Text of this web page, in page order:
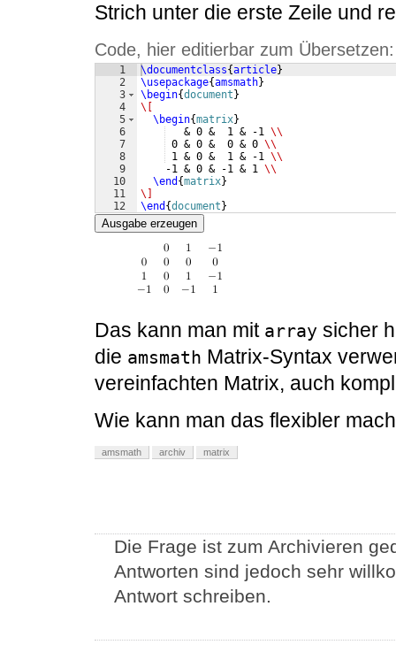
Strich unter die erste Zeile und
Code, hier editierbar zum Übersetzen:
1
2
3
4
5
6
7
8
9
10
11
12
\documentclass{article}
\usepackage{amsmath}
\begin{document }
\[
\begin{matrix}
   & 0 &  1 & -1
\\
0 & 0 &  0 & 0 \\
1 & 0 &  1 & -1 \\
    -1 & 0 & -1 & 1
\\
\end {matrix}
\]
\end {document }
Ausgabe erzeugen
Das kann man mit array sicher
die amsmath Matrix-Syntax
vereinfachten Matrix, auch
Wie kann man das flexibler
amsmath archiv matrix
Die Frage ist zum Archivieren
Antworten sind jedoch sehr
Antwort schreiben.